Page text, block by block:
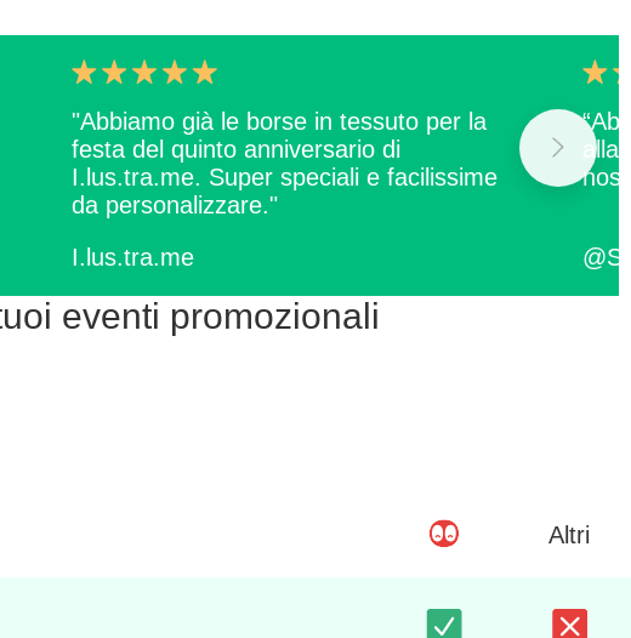
"Abbiamo già le borse in tessuto per la
festa del quinto anniversario di
I.lus.tra.me. Super speciali e facilissime
da personalizzare."
I.lus.tra.me
alla
eventi promozionali
Altri